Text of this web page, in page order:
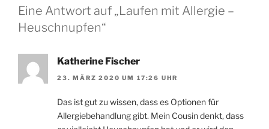
Eine Antwort auf „Laufen mit Allergie –
Heuschnupfen“
Katherine Fischer
23. MÄRZ 2020 UM 17:26 UHR
Das ist gut zu wissen, dass es Optionen für
Allergiebehandlung gibt. Mein Cousin denkt, dass